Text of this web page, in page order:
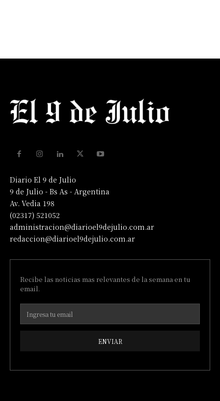
Diario El 9 de Julio
9 de Julio - Bs As - Argentina
Av. Vedia 198
(02317) 521052
administracion@diarioel9dejulio.com.ar
redaccion@diarioel9dejulio.com.ar
Recibe las noticias mas relevantes de la semana en tu
email.
ENVIAR